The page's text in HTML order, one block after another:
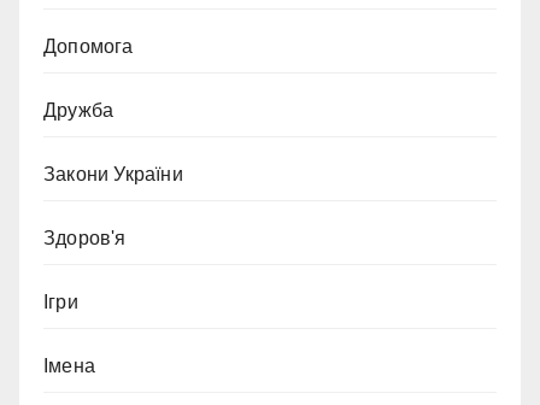
Допомога
Дружба
Закони України
Здоров'я
Ігри
Імена